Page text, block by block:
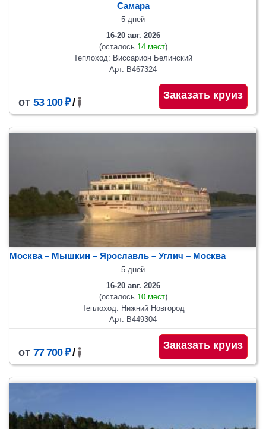
Самара
5 дней
16-20 авг. 2026
(осталось 14 мест)
Теплоход: Виссарион Белинский
Арт. В467324
от 53 100 ₽/
Заказать круиз
Москва – Мышкин – Ярославль – Углич – Москва
5 дней
16-20 авг. 2026
(осталось 10 мест)
Теплоход: Нижний Новгород
Арт. В449304
от 77 700 ₽/
Заказать круиз